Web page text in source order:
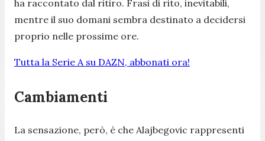
ha raccontato dal ritiro. Frasi di rito, inevitabili,
mentre il suo domani sembra destinato a decidersi
proprio nelle prossime ore.
Tutta la Serie A su DAZN, abbonati ora!
Cambiamenti
La sensazione, però, è che Alajbegovic rappresenti